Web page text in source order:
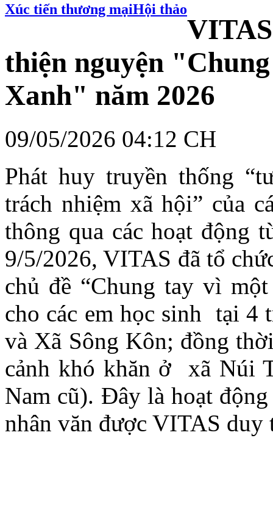
Xúc tiến thương mạiHội thảo
thiện nguyện
Xanh" năm 2026
09/05/2026 04:12 CH
Phát huy truyền thống
trách nhiệm xã hội” của
thông qua các hoạt động
9/5/2026, VITAS đã tổ
chủ đề “Chung tay vì
cho các em học sinh tại 4
và Xã Sông Kôn; đồng
cảnh khó khăn ở xã Núi
Nam cũ). Đây là hoạt
nhân văn được VITAS duy